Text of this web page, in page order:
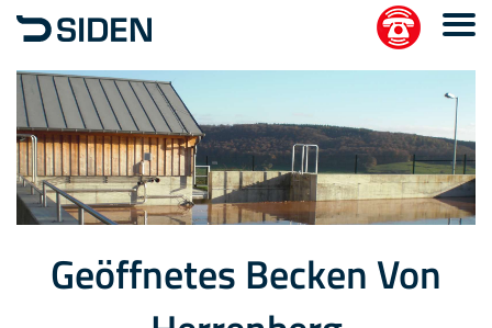
Geöffnetes Becken Von